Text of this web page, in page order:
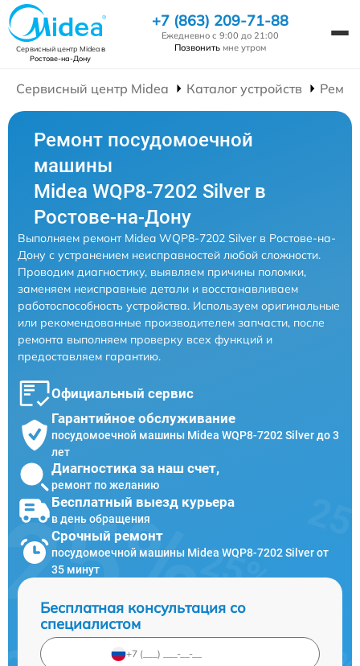
Сервисный центр Mideaв
Ростове-на-Дону
+7 (863) 209-71-88
Ежедневно с 9:00 до 21:00
Позвонить мне утром
Сервисный центр Midea Каталог устройств
Ремонт посудомоечной
машины
Midea WQP8-7202 Silver в
Ростове-на-Дону
Выполняем ремонт Midea WQP8-7202 Silver в Ростове-на-
Дону с устранением неисправностей любой сложности.
Проводим диагностику, выявляем причины поломки,
заменяем неисправные детали и восстанавливаем
работоспособность устройства. Используем оригинальные
или рекомендованные производителем запчасти, после
ремонта выполняем проверку всех функций и
предоставляем гарантию.
Официальный сервис
Гарантийное обслуживание
посудомоечной машины Midea WQP8-7202 Silver до 3
лет
Диагностика за наш счет,
ремонт по желанию
Бесплатный выезд курьера
в день обращения
Срочный ремонт
посудомоечной машины Midea WQP8-7202 Silver от
35 минут
Бесплатная консультация со
специалистом